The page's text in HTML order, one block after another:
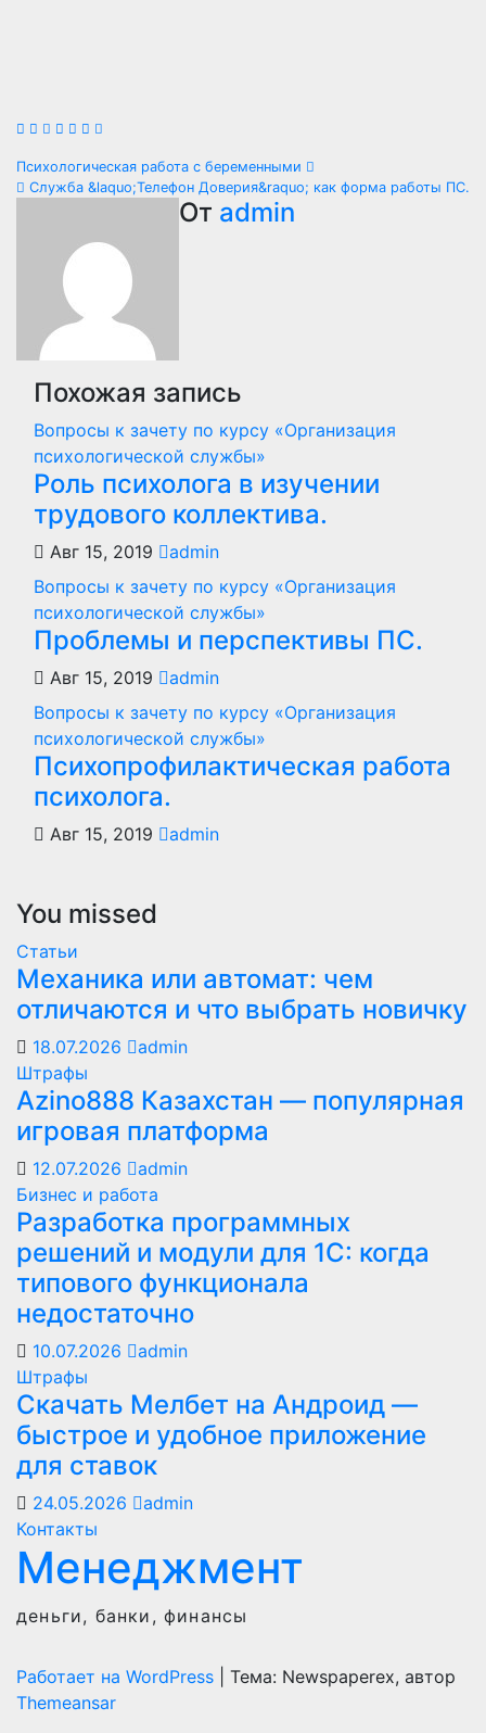
Навигация
записям
Психологическая работа с беременными
Служба &laquo;Телефон Доверия&raquo; как форма работы ПС.
От admin
Похожая запись
Вопросы к зачету по курсу «Организация
психологической службы»
Роль психолога в изучении
трудового коллектива.
Авг 15, 2019
admin
Вопросы к зачету по курсу «Организация
психологической службы»
Проблемы и перспективы ПС.
Авг 15, 2019
admin
Вопросы к зачету по курсу «Организация
психологической службы»
Психопрофилактическая работа
психолога.
Авг 15, 2019 admin
You missed
Статьи
Механика или автомат: чем
отличаются и что выбрать новичку
18.07.2026
admin
Штрафы
Azino888 Казахстан — популярная
игровая платформа
12.07.2026
admin
Бизнес и работа
Разработка программных
решений и модули для 1С: когда
типового функционала
недостаточно
10.07.2026
admin
Штрафы
Скачать Мелбет на Андроид —
быстрое и удобное приложение
для ставок
24.05.2026
admin
Контакты
Менеджмент
деньги, банки, финансы
Работает на WordPress
Тема: Newspaperex, автор
Themeansar